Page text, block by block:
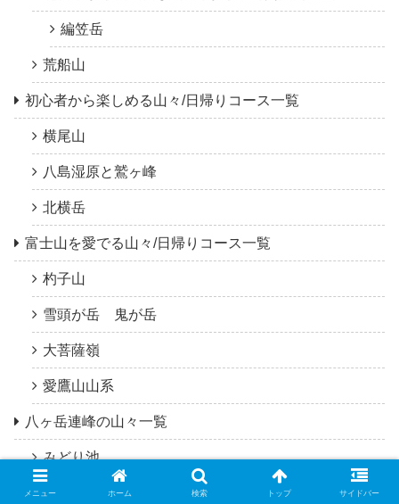
編笠岳
荒船山
初心者から楽しめる山々/日帰りコース一覧
横尾山
八島湿原と鷲ヶ峰
北横岳
富士山を愛でる山々/日帰りコース一覧
杓子山
雪頭が岳 鬼が岳
大菩薩嶺
愛鷹山山系
八ヶ岳連峰の山々一覧
みどり池
白駒池
メニュー ホーム 検索 トップ サイドバー